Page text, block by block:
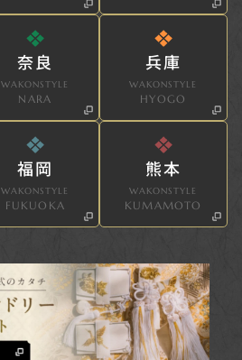
奈良
WAKONSTYLE
NARA
兵庫
WAKONSTYLE
HYOGO
福岡
WAKONSTYLE
FUKUOKA
熊本
WAKONSTYLE
KUMAMOTO